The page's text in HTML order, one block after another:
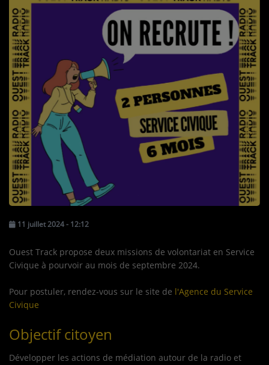
LES EMISSIONS
LA GRILLE DES PROGRAMMES
TOUTES LES ÉMISSIONS
TOUS LES PODCASTS
LA RADIO
C'EST QUOI CETTE RADIO ?
LES ATELIERS PÉDAGOGIQUES
COMMUNIQUEZ SUR OUEST
LA BOUTIQUE
PARTICIPEZ
LE T'CHAT
LES JEUX-CONCOURS
11 juillet 2024 - 12:12
Ouest Track propose deux missions de volontariat en Service
Civique à pourvoir au mois de septembre 2024.
Pour postuler, rendez-vous sur le site de l'Agence du Service
Civique
Objectif citoyen
Développer les actions de médiation autour de la radio et